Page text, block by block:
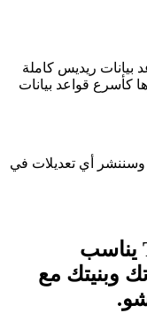
ريديس كاملة
كأسرع قواعد بيانات
وسننشر أي تعديلات في
تعرّف إن كان TicketingHub يناسب
وبنيتك مع